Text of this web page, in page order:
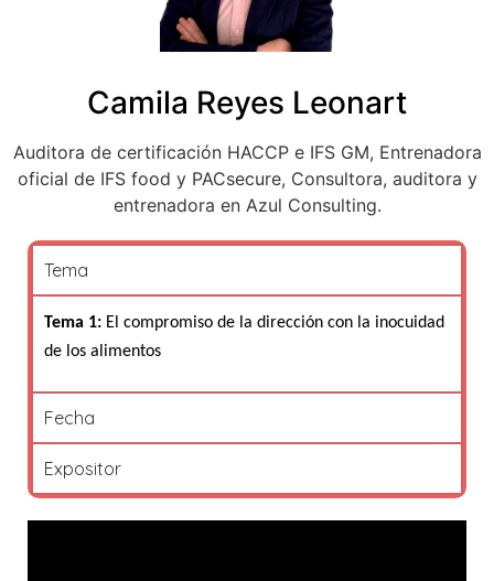
Camila Reyes Leonart
Auditora de certificación HACCP e IFS GM, Entrenadora
oficial de IFS food y PACsecure, Consultora, auditora y
entrenadora en Azul Consulting.
Tema
Tema 1: El compromiso de la dirección con la inocuidad
de los alimentos
Fecha
Expositor